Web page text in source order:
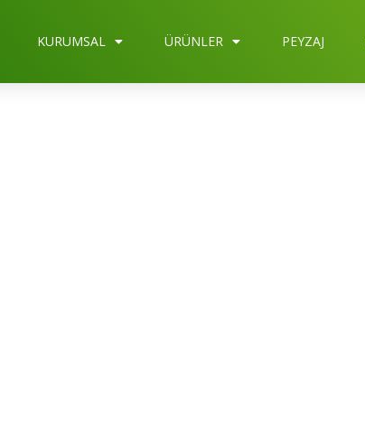
KURUMSAL ÜRÜNLER PEYZAJ